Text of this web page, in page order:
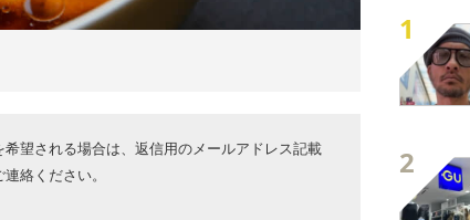
望される場合は、返信用のメールアドレス記載
絡ください。
1
2